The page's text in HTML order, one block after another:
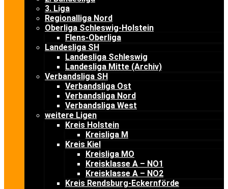
3. Liga
Regionalliga Nord
Oberliga Schleswig-Holstein
Flens-Oberliga
Landesliga SH
Landesliga Schleswig
Landesliga Mitte (Archiv)
Verbandsliga SH
Verbandsliga Ost
Verbandsliga Nord
Verbandsliga West
weitere Ligen
Kreis Holstein
Kreisliga M
Kreis Kiel
Kreisliga MO
Kreisklasse A – NO1
Kreisklasse A – NO2
Kreis Rendsburg-Eckernförde